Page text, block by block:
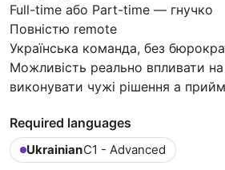
Full-time або Part-time — гнучко
Повністю remote
Українська команда, без
Можливість реально впливати
виконувати чужі рішення а
Required languages
UkrainianC1 - Advanced